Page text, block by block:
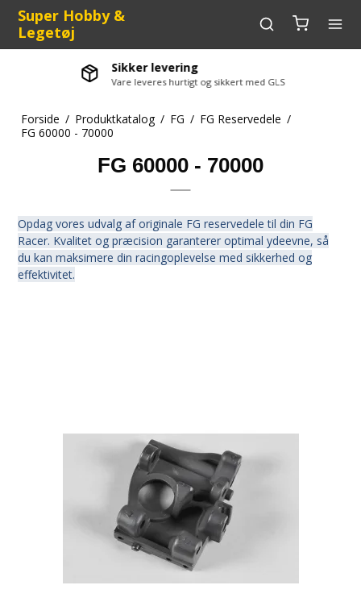
Super Hobby &
Legetøj
Sikker levering
Vare leveres hurtigt og sikkert med GLS
Forside / Produktkatalog / FG / FG Reservedele /
FG 60000 - 70000
FG 60000 - 70000
Opdag vores udvalg af originale FG reservedele til din FG
Racer. Kvalitet og præcision garanterer optimal ydeevne, så
du kan maksimere din racingoplevelse med sikkerhed og
effektivitet.